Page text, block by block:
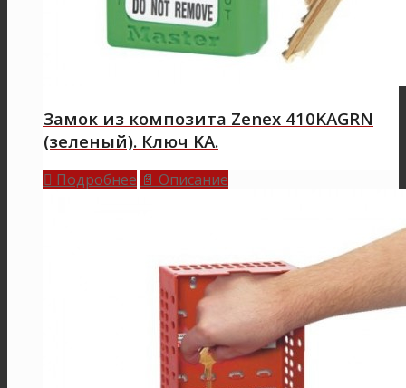
Замок из композита Zenex 410KAGRN
(зеленый). Ключ KA.
 Подробнее 📄 Описание